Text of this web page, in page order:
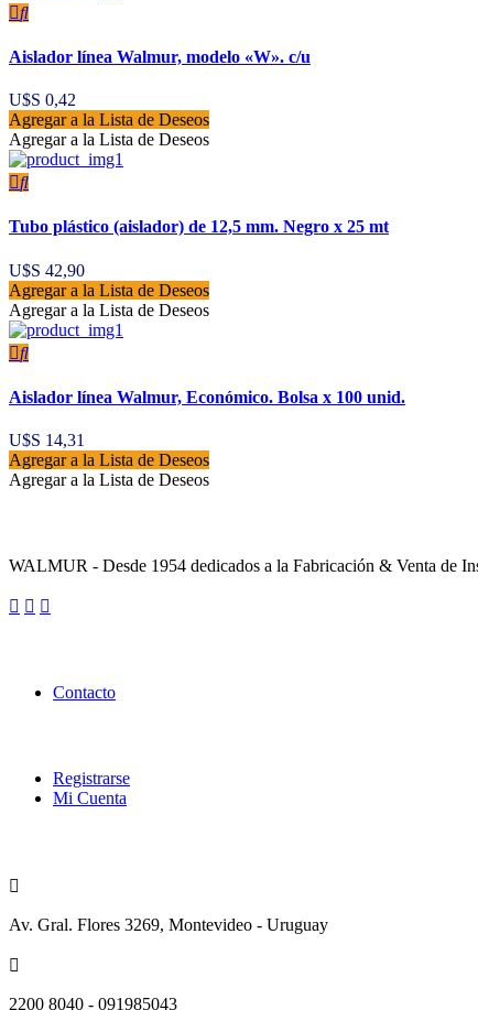
Aislador línea Walmur, modelo «W». c/u
U$S 0,42
Agregar a la Lista de Deseos
Agregar a la Lista de Deseos
Tubo plástico (aislador) de 12,5 mm. Negro x 25 mt
U$S 42,90
Agregar a la Lista de Deseos
Agregar a la Lista de Deseos
Aislador línea Walmur, Económico. Bolsa x 100 unid.
U$S 14,31
Agregar a la Lista de Deseos
Agregar a la Lista de Deseos
WALMUR - Desde 1954 dedicados a la Fabricación & Venta de
Contacto
Registrarse
Mi Cuenta
Av. Gral. Flores 3269, Montevideo - Uruguay
2200 8040 - 091985043